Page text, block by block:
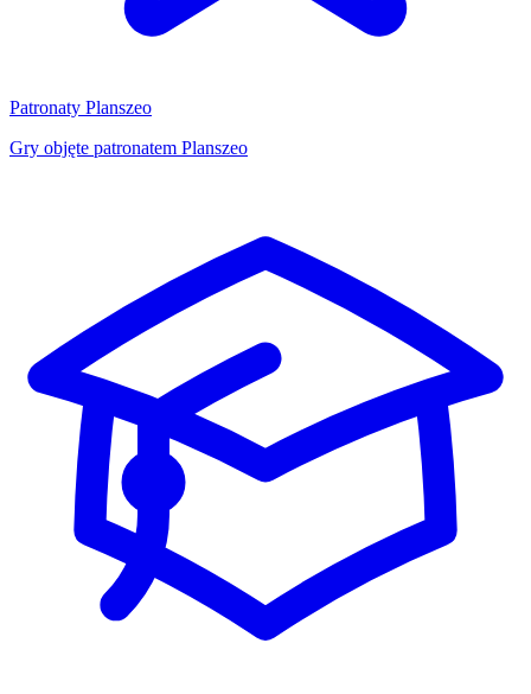
Patronaty Planszeo
Gry objęte patronatem Planszeo